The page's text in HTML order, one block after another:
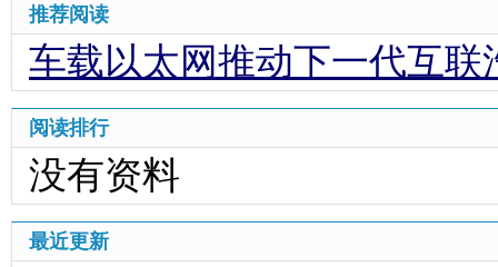
推荐阅读
车载以太网推动下一代互联
阅读排行
没有资料
最近更新